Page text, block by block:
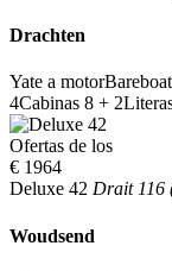
Drachten
Yate a motor
4Cabinas 8 + 2
Ofertas de los
€ 1964
Deluxe 42 Drait 116
Woudsend